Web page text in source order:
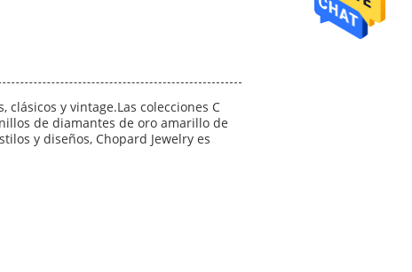
y vintage.Las colecciones C
de diamantes de oro amarillo de
y diseños, Chopard Jewelry es